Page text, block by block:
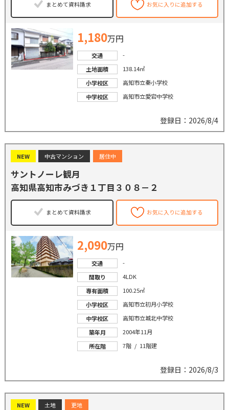
まとめて資料請求 お気に入りに追加する
1,180万円
交通
-
土地面積
138.14㎡
小学校区
高知市立秦小学校
中学校区
高知市立愛宕中学校
登録日：2026/8/4
NEW 中古マンション 居住中
サントノーレ観月
高知県高知市みづき１丁目３０８－２
まとめて資料請求 お気に入りに追加する
2,090万円
交通
-
間取り
4LDK
専有面積
100.25㎡
小学校区
高知市立初月小学校
中学校区
高知市立城北中学校
築年月
2004年11月
所在階
7階 / 11階建
登録日：2026/8/3
NEW 土地 更地